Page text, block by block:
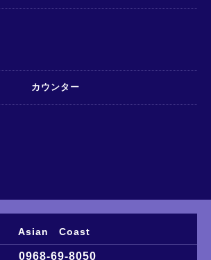
カウンター
Asian Coast
0968-69-8050